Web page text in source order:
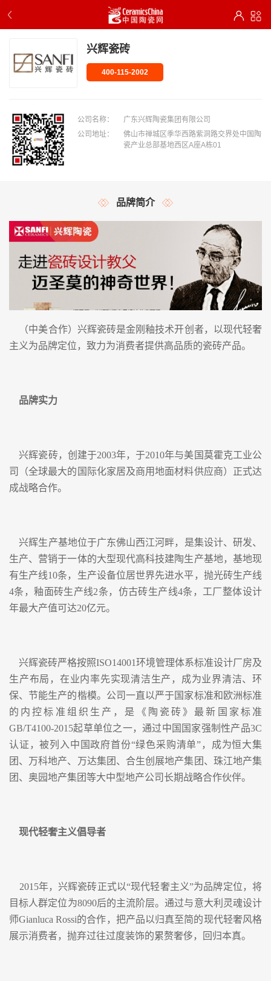
兴辉瓷砖
400-115-2002
公司名称：
广东兴辉陶瓷集团有限公司
公司地址：
佛山市禅城区季华西路紫洞路交界处中国陶
瓷产业总部基地西区A座A栋01
品牌简介
（中美合作）兴辉瓷砖是金刚釉技术开创者，以现代轻奢
主义为品牌定位，致力为消费者提供高品质的瓷砖产品。
品牌实力
兴辉瓷砖，创建于2003年，于2010年与美国莫霍克工业公
司（全球最大的国际化家居及商用地面材料供应商）正式达
成战略合作。
兴辉生产基地位于广东佛山西江河畔，是集设计、研发、
生产、营销于一体的大型现代高科技建陶生产基地，基地现
有生产线10条，生产设备位居世界先进水平，抛光砖生产线
4条，釉面砖生产线2条，仿古砖生产线4条，工厂整体设计
年最大产值可达20亿元。
兴辉瓷砖严格按照ISO14001环境管理体系标准设计厂房及
生产布局，在业内率先实现清洁生产，成为业界清洁、环
保、节能生产的楷模。公司一直以严于国家标准和欧洲标准
的内控标准组织生产，是《陶瓷砖》最新国家标准
GB/T4100-2015起草单位之一，通过中国国家强制性产品3C
认证，被列入中国政府首份“绿色采购清单”，成为恒大集
团、万科地产、万达集团、合生创展地产集团、珠江地产集
团、奥园地产集团等大中型地产公司长期战略合作伙伴。
现代轻奢主义倡导者
2015年，兴辉瓷砖正式以“现代轻奢主义”为品牌定位，将
目标人群定位为8090后的主流阶层。通过与意大利灵魂设计
师Gianluca Rossi的合作，把产品以归真至简的现代轻奢风格
展示消费者，抛弃过往过度装饰的累赘奢侈，回归本真。